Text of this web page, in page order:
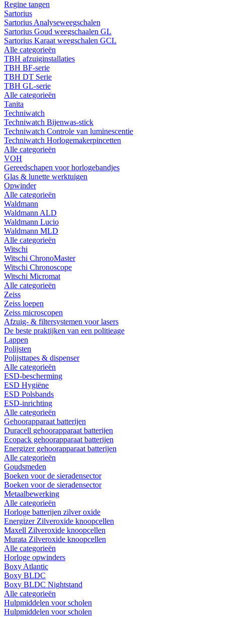
Regine tangen
Sartorius
Sartorius Analyseweegschalen
Sartorius Goud weegschaalen GL
Sartorius Karaat weegschalen GCL
Alle categorieën
TBH afzuiginstallaties
TBH BF-serie
TBH DT Serie
TBH GL-serie
Alle categorieën
Tanita
Techniwatch
Techniwatch Bijenwas-stick
Techniwatch Controle van luminescentie
Techniwatch Horlogemakerpincetten
Alle categorieën
VOH
Gereedschapen voor horlogebandjes
Glas & lunette werktuigen
Opwinder
Alle categorieën
Waldmann
Waldmann ALD
Waldmann Lucio
Waldmann MLD
Alle categorieën
Witschi
Witschi ChronoMaster
Witschi Chronoscope
Witschi Micromat
Alle categorieën
Zeiss
Zeiss loepen
Zeiss microscopen
Afzuig- & filtersystemen voor lasers
De beste praktijken van een politieage
Lappen
Polijsten
Polijsttapes & dispenser
Alle categorieën
ESD-bescherming
ESD Hygiëne
ESD Polsbands
ESD-inrichting
Alle categorieën
Gehoorapparaat batterijen
Duracell gehoorapparaat batterijen
Ecopack gehoorapparaat batterijen
Energizer gehoorapparaat batterijen
Alle categorieën
Goudsmeden
Boeken voor de sieradensector
Boeken voor de sieradensector
Metaalbewerking
Alle categorieën
Horloge batterijen zilver oxide
Energizer Zilveroxide knoopcellen
Maxell Zilveroxide knoopcellen
Murata Zilveroxide knoopcellen
Alle categorieën
Horloge opwinders
Boxy Atlantic
Boxy BLDC
Boxy BLDC Nightstand
Alle categorieën
Hulpmiddelen voor scholen
Hulpmiddelen voor scholen